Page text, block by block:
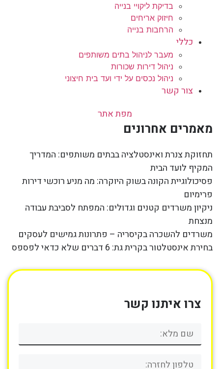
בדיקת ליקויי בנייה
חיזוק אריחים
הרחבות בנייה
כללי
מעבר לניהול בתים משותפים
ניהול דירות שכורות
ניהול נכסים על ידי ועד בית חיצוני
צור קשר
מפת אתר
מאמרים אחרונים
תחזוקת צנרת ואינסטלציה בבתים משותפים: המדריך
המקיף לועד הבית
פסיכולוגיית הקונה בשוק היוקרה: מה מניע רוכשי דירות
פרימיום
ניקיון משרדים קטנים וגדולים: המפתח לסביבת עבודה
מנצחת
משרדים להשכרה בקיסריה – פתרונות גמישים לעסקים
בחירת אינסטלטור בקרית גת: 6 דברים שלא כדאי לפספס
צרו איתנו קשר